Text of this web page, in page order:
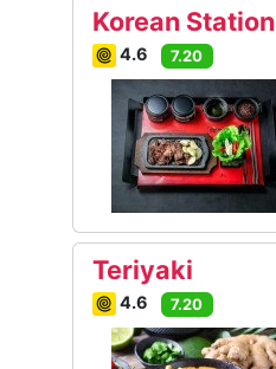
Korean Station
4.6 7.20
Teriyaki
4.6 7.20